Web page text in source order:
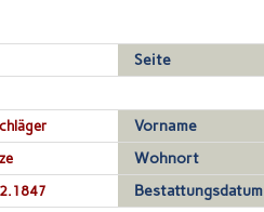
Seite
Vorname
Wohnort
Bestattungsdatum